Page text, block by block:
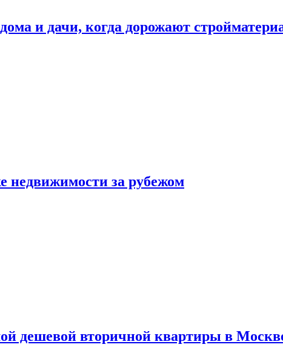
и дачи, когда дорожают
недвижимости за рубежом
дешевой вторичной квартиры в